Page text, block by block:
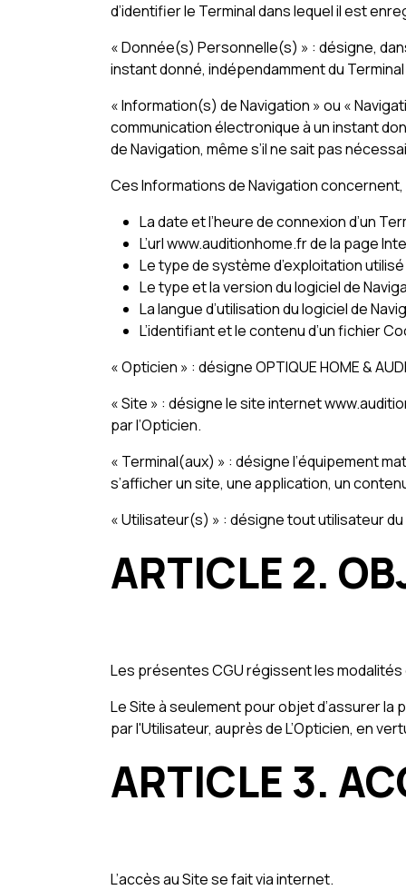
d’identifier le Terminal dans lequel il est
« Donnée(s) Personnelle(s) » : désigne,
instant donné, indépendamment du Terminal
« Information(s) de Navigation » ou «
communication électronique à un instant
de Navigation, même s’il ne sait pas
Ces Informations de Navigation
La date et l’heure de connexion d’un
L’url www.auditionhome.fr de la page
Le type de système d’exploitation
Le type et la version du logiciel de
La langue d’utilisation du logiciel de
L’identifiant et le contenu d’un fichier
« Opticien » : désigne OPTIQUE HOME &
« Site » : désigne le site internet
par l’Opticien.
« Terminal(aux) » : désigne l’équipement
s’afficher un site, une application, un
« Utilisateur(s) » : désigne tout utilisateur
ARTICLE 2.
Les présentes CGU régissent les modalités
Le Site à seulement pour objet d’assurer
par l'Utilisateur, auprès de L’Opticien, en
ARTICLE 3.
L’accès au Site se fait via internet.